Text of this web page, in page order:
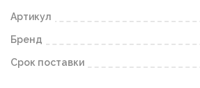
Артикул
Бренд
Срок поставки